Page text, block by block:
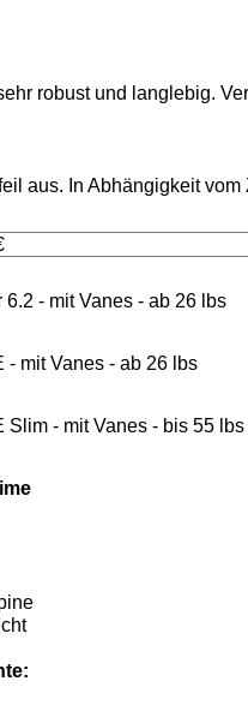
robust und langlebig.
aus. In Abhängigkeit
- mit Vanes - ab 26 lbs
mit Vanes - ab 26 lbs
- mit Vanes - bis 55 lbs